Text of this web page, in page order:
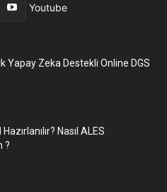
Youtube
Yapay Zeka Destekli Online DGS
Hazırlanılır? Nasıl ALES
?